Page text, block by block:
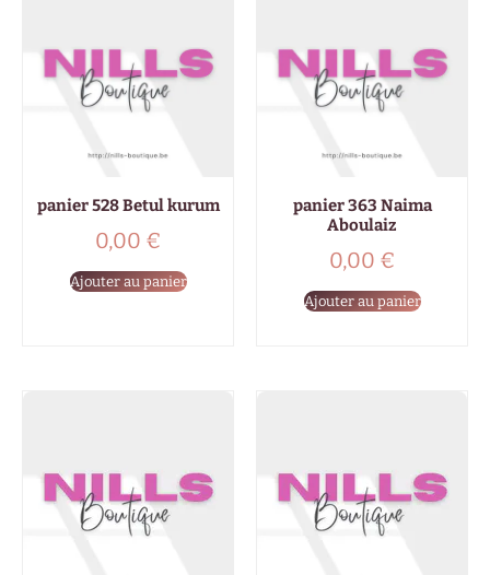
panier 528 Betul kurum
0,00 €
Ajouter au panier
panier 363 Naima
Aboulaiz
0,00 €
Ajouter au panier